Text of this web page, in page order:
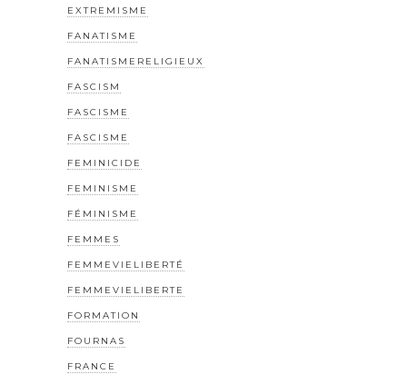
EXTREMISME
FANATISME
FANATISMERELIGIEUX
FASCISM
FASCISME
FASCISME
FEMINICIDE
FEMINISME
FÉMINISME
FEMMES
FEMMEVIELIBERTÉ
FEMMEVIELIBERTE
FORMATION
FOURNAS
FRANCE